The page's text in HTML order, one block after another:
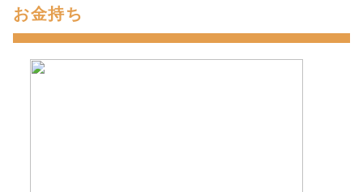
お金持ち